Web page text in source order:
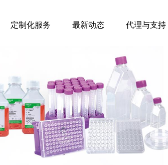
定制化服务 最新动态
品牌动态
活动促销
代理与支持